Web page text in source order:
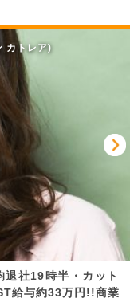
カトレア)
退社19時半・カット
給与約33万円!!商業